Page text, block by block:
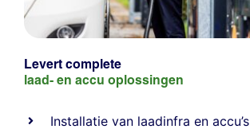
Levert complete
laad- en accu oplossingen
Installatie van laadinfra en accu’s